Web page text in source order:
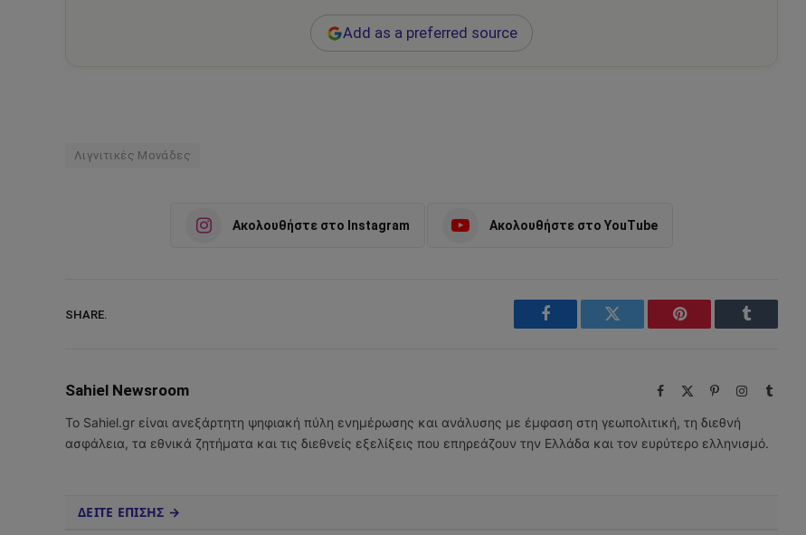
Add as a preferred source
Λιγνιτικές Μονάδες
Ακολουθήστε στο Instagram Ακολουθήστε στο YouTube
SHARE.
Facebook Twitter Pinterest Tumblr
Sahiel Newsroom Facebook PinterestInstagram
Tumblr
Το Sahiel.gr είναι ανεξάρτητη ψηφιακή πύλη ενημέρωσης και ανάλυσης με έμφαση στη γεωπολιτική, τη διεθνή
ασφάλεια, τα εθνικά ζητήματα και τις διεθνείς εξελίξεις που επηρεάζουν την Ελλάδα και τον ευρύτερο ελληνισμό.
ΔΕΙΤΕ ΕΠΙΣΗΣ →